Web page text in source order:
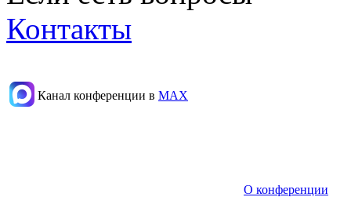
Контакты
Канал конференции в МАХ
О конференции